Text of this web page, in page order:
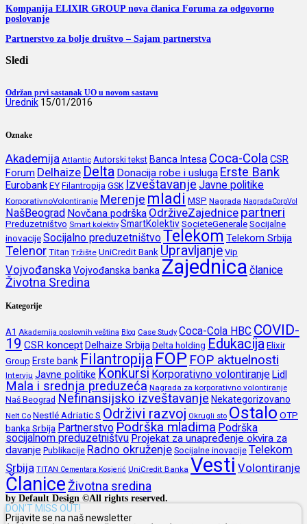
Kompanija ELIXIR GROUP nova članica Foruma za odgovorno
poslovanje
Partnerstvo za bolje društvo – Sajam partnerstva
Sledi
Održan prvi sastanak UO u novom sastavu
Urednik 15/01/2016
Oznake
Akademija Atlantic Autorski tekst Banca Intesa Coca-Cola CSR
Forum Delhaize Delta Donacija robe i usluga Erste Bank
EurobankEY Filantropija GSK Izveštavanje Javne politike
KorporativnoVolontiranje Merenje mladi MSP Nagrada NagradaCorpVol
NašBeograd Novčana podrška OdrživeZajednice partneri
Preduzetništvo Smart kolektiv SmartKolektivSocieteGeneraleSocijalne
inovacijeSocijalno preduzetništvoTelekom Telekom Srbija
TelenorTitan Tržište UniCredit Bank Upravljanje Vip
VojvođanskaVojvođanska banka Zajednica članice
Životna Sredina
Kategorije
A1 Akademija poslovnih veština Blog Case Study Coca-Cola HBC COVID-
19 CSR konceptDelhaize Srbija Delta holding Edukacija Elixir
Group Erste bank Filantropija FOP FOP aktuelnosti
Intervju Javne politike Konkursi Korporativno volontiranjeLidl
Mala i srednja preduzeća Nagrada za korporativno volontiranje
Naš Beograd Nefinansijsko izveštavanje Nekategorizovano
Nelt Co Nestlé Adriatic S Održivi razvoj Okrugli sto Ostalo OTP
banka Srbija Partnerstvo Podrška mladima Podrška
socijalnom preduzetništvu Projekat za unapređenje okvira za
davanje Publikacije Radno okruženje Socijalne inovacije Telekom
Srbija TITAN Cementara Kosjerić UniCredit Banka Vesti Volontiranje
Članice Životna sredina
by Default Design ©All rights reserved.
DON’T MISS OUT!
Prijavite se na naš newsletter